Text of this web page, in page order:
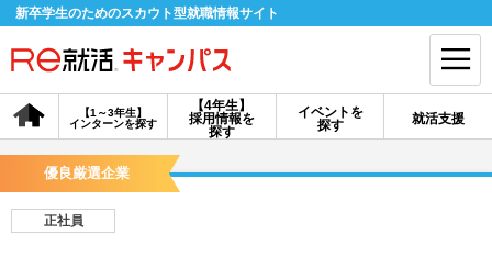
新卒学生のためのスカウト型就職情報サイト
【4年生】
採用情報を
探す
【1～3年生】
インターンを探す
イベントを
探す
就活支援
会員登録 ログイン
探す
優良厳選企業
正社員